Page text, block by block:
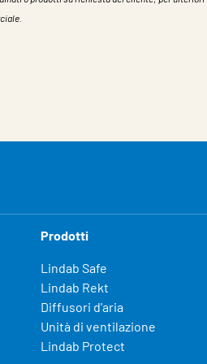
Prodotti
Lindab Safe
Lindab Rekt
Diffusori d'aria
Unità di ventilazione
Lindab Protect